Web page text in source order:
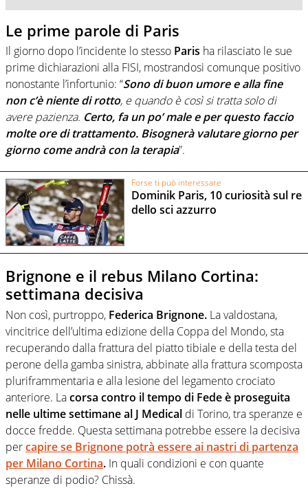
Le prime parole di Paris
Il giorno dopo l’incidente lo stesso Paris ha rilasciato le sue
prime dichiarazioni alla FISI, mostrandosi comunque positivo
nonostante l’infortunio: “Sono di buon umore e alla fine
non c’è niente di rotto, e quando è così si tratta solo di
avere pazienza. Certo, fa un po’ male e per questo faccio
molte ore di trattamento. Bisognerà valutare giorno per
giorno come andrà con la terapia”.
Forse ti può interessare
Dominik Paris, 10 curiosità sul re
dello sci azzurro
Brignone e il rebus Milano Cortina:
settimana decisiva
Non così, purtroppo, Federica Brignone. La valdostana,
vincitrice dell’ultima edizione della Coppa del Mondo, sta
recuperando dalla frattura del piatto tibiale e della testa del
perone della gamba sinistra, abbinate alla frattura scomposta
pluriframmentaria e alla lesione del legamento crociato
anteriore. Lacorsa contro il tempo di Fede è proseguita
nelle ultime settimane al J Medical di Torino, tra speranze e
docce fredde. Questa settimana potrebbe essere la decisiva
percapire se Brignone potrà essere ai nastri di partenza
per Milano Cortina. In quali condizioni e con quante
speranze di podio? Chissà.